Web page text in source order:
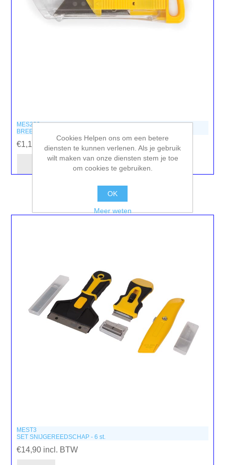
MES223
BREEKMES MET AUTOMATISCH INSCHUIFBAAR LEMMET
€1,10 incl. BTW
MEST3
SET SNIJGEREEDSCHAP - 6 st.
€14,90 incl. BTW
Cookies Helpen ons om een betere
diensten te kunnen verlenen. Als je gebruik
wilt maken van onze diensten stem je toe
om cookies te gebruiken.
OK
Meer weten